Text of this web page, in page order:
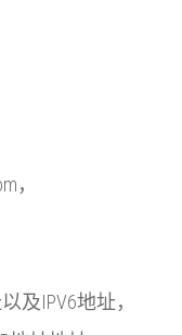
，
及IPV6地址，